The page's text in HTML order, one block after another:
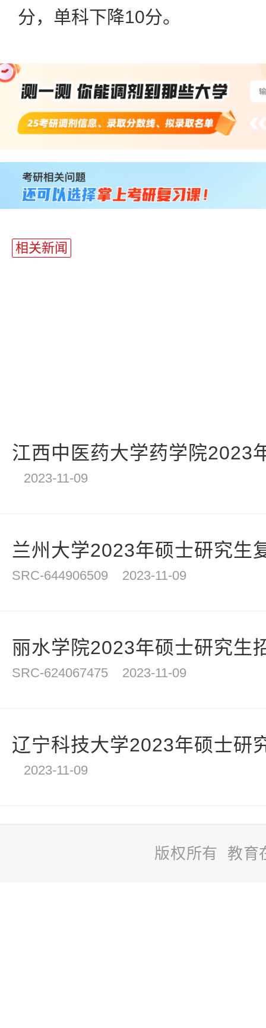
分，单科下降10分。
相关新闻
江西中医药大学药学院2023
2023-11-09
兰州大学2023年硕士研究生
SRC-644906509 2023-11-09
丽水学院2023年硕士研究生
SRC-624067475 2023-11-09
辽宁科技大学2023年硕士研
2023-11-09
版权所有 教育